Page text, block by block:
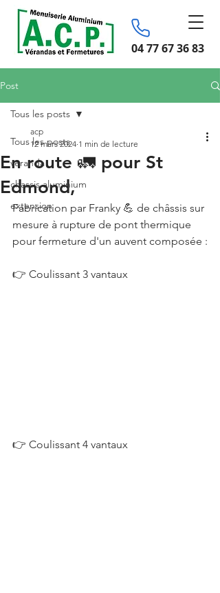
04 77 67 36 83
Post
Tous les posts
véranda
chassis aluminium
extension
Tous les posts
En route 🚛 pour St
Edmond,
acp
12 mars 2024 1 min de lecture
Fabrication par Franky 💪 de châssis sur
mesure à rupture de pont thermique
pour fermeture d'un auvent composée :
👉 Coulissant 3 vantaux
👉 Coulissant 4 vantaux